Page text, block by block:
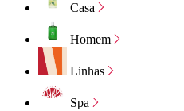
Casa
Homem
Linhas
Spa